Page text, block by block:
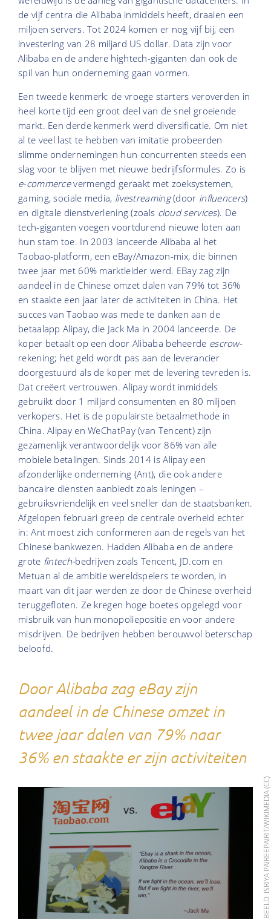
de vijf centra die Alibaba inmiddels heeft, draaien een
miljoen servers. Tot 2024 komen er nog vijf bij, een
investering van 28 miljard US dollar. Data zijn voor
Alibaba en de andere hightech-giganten dan ook de
spil van hun onderneming gaan vormen.
Een tweede kenmerk: de vroege starters veroverden in
heel korte tijd een groot deel van de snel groeiende
markt. Een derde kenmerk werd diversificatie. Om niet
al te veel last te hebben van imitatie probeerden
slimme ondernemingen hun concurrenten steeds een
slag voor te blijven met nieuwe bedrijfsformules. Zo is
e-commercevermengd geraakt met zoeksystemen,
gaming, sociale media, livestreaming(door influencers)
en digitale dienstverlening (zoals cloud services). De
tech-giganten voegen voortdurend nieuwe loten aan
hun stam toe. In 2003 lanceerde Alibaba al het
Taobao-platform, een eBay/Amazon-mix, die binnen
twee jaar met 60% marktleider werd. EBay zag zijn
aandeel in de Chinese omzet dalen van 79% tot 36%
en staakte een jaar later de activiteiten in China. Het
succes van Taobao was mede te danken aan de
betaalapp Alipay, die Jack Ma in 2004 lanceerde. De
koper betaalt op een door Alibaba beheerde escrow-
rekening; het geld wordt pas aan de leverancier
doorgestuurd als de koper met de levering tevreden is.
Dat creëert vertrouwen. Alipay wordt inmiddels
gebruikt door 1 miljard consumenten en 80 miljoen
verkopers. Het is de populairste betaalmethode in
China. Alipay en WeChatPay (van Tencent) zijn
gezamenlijk verantwoordelijk voor 86% van alle
mobiele betalingen. Sinds 2014 is Alipay een
afzonderlijke onderneming (Ant), die ook andere
bancaire diensten aanbiedt zoals leningen –
gebruiksvriendelijk en veel sneller dan de staatsbanken.
Afgelopen februari greep de centrale overheid echter
in: Ant moest zich conformeren aan de regels van het
Chinese bankwezen. Hadden Alibaba en de andere
grote fintech-bedrijven zoals Tencent, JD.com en
Metuan al de ambitie wereldspelers te worden, in
maart van dit jaar werden ze door de Chinese overheid
teruggefloten. Ze kregen hoge boetes opgelegd voor
misbruik van hun monopoliepositie en voor andere
misdrijven. De bedrijven hebben berouwvol beterschap
beloofd.
Door Alibaba zag eBay zijn
aandeel in de Chinese omzet in
twee jaar dalen van 79% naar
36% en staakte er zijn activiteiten
BEELD: ISRIYA PAIREEPAIRIT/WIKIMEDIA (CC)